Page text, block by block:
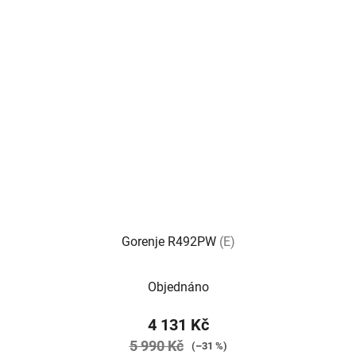
Gorenje R492PW (E)
hodnocení
produktu
je
Objednáno
4 131 Kč
5 990 Kč (–31 %)